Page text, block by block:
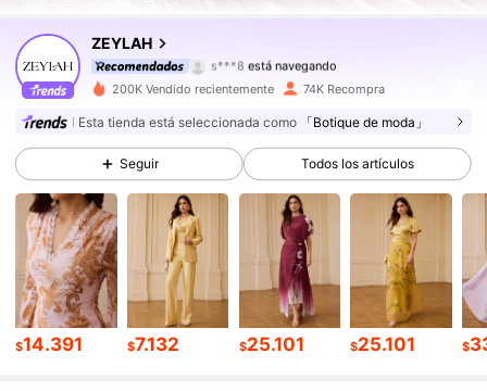
ZEYLAH
4,83
434K Seguidores
4,83 434K Seguidores
4,83 434K Seguidores
434K Seguidores
434K Seguidores
434K Seguidores
200K Vendido recientemente 74K Recompra
Esta tienda está seleccionada como 「Botique de moda」
Seguir Todos los artículos
$14.391 $7.132 $25.101 $25.101 $